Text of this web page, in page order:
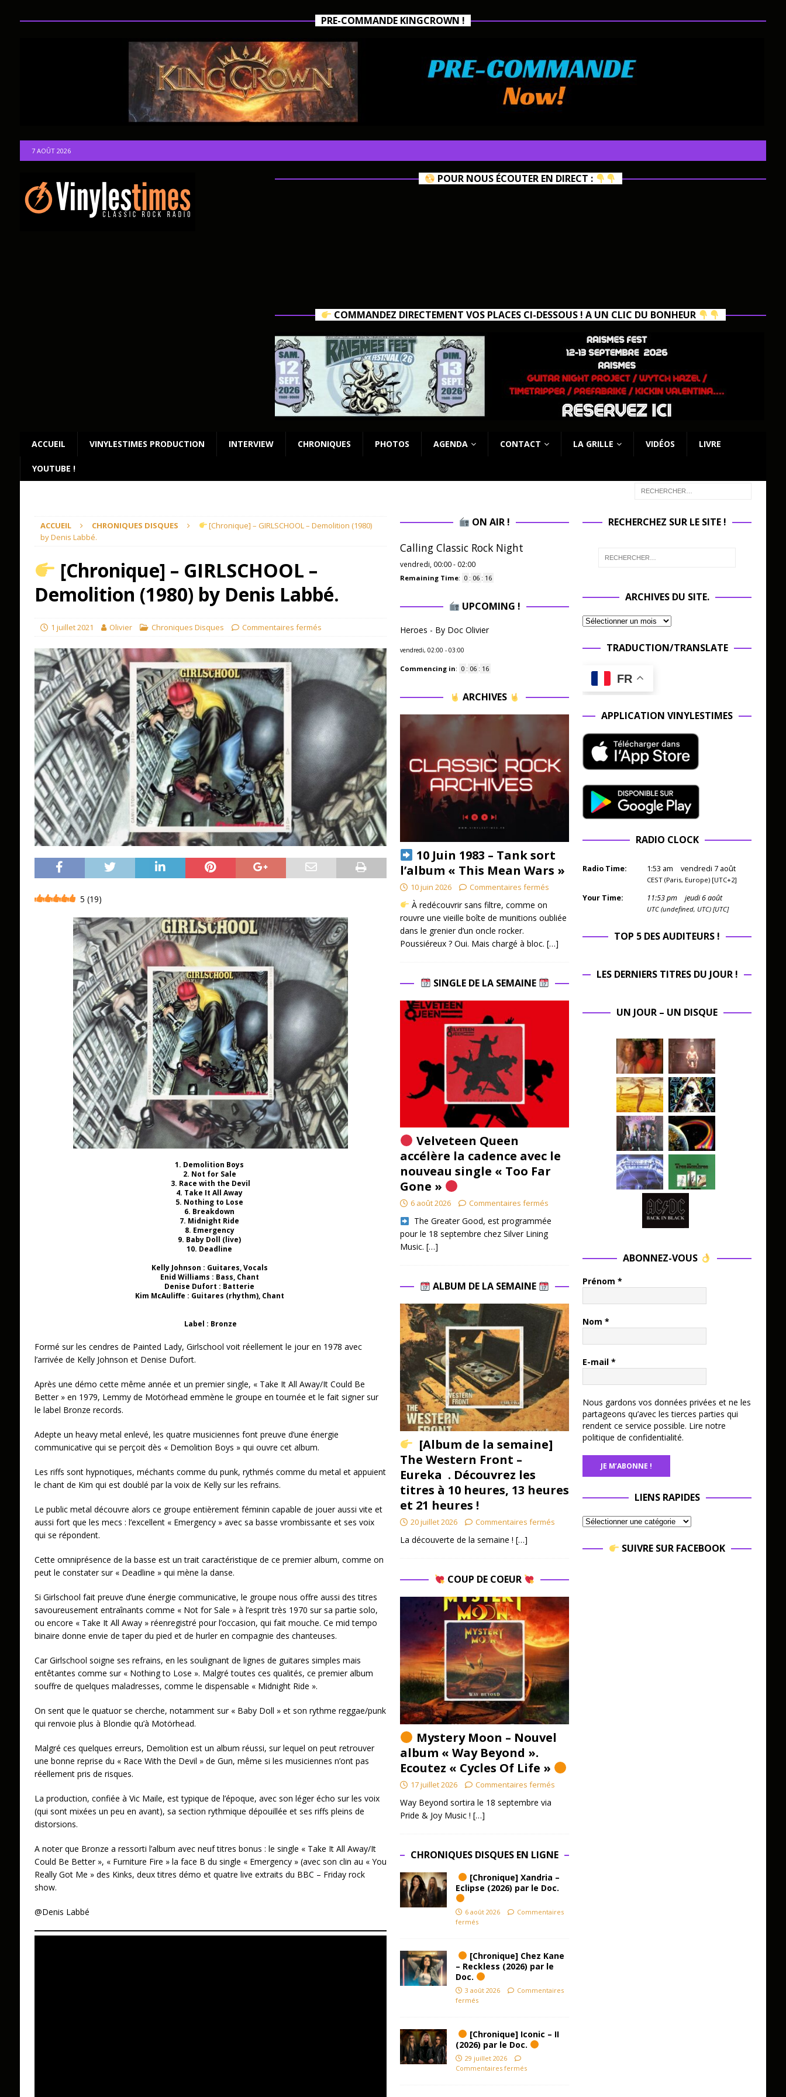
PRE-COMMANDE KINGCROWN !
7 AOÛT 2026
POUR NOUS ÉCOUTER EN DIRECT :
COMMANDEZ DIRECTEMENT VOS PLACES CI-DESSOUS ! A UN CLIC DU BONHEUR
ACCUEIL VINYLESTIMES PRODUCTION INTERVIEW CHRONIQUES PHOTOS AGENDA CONTACT LA GRILLE VIDÉOS LIVRE
YOUTUBE !
ACCUEIL CHRONIQUES DISQUES
[Chronique] – GIRLSCHOOL – Demolition (1980)
by Denis Labbé.
[Chronique] – GIRLSCHOOL –
Demolition (1980) by Denis Labbé.
1 juillet 2021 Olivier Chroniques Disques Commentaires fermés
5 (19)
1. Demolition Boys
2. Not for Sale
3. Race with the Devil
4. Take It All Away
5. Nothing to Lose
6. Breakdown
7. Midnight Ride
8. Emergency
9. Baby Doll (live)
10. Deadline
Kelly Johnson : Guitares, Vocals
Enid Williams : Bass, Chant
Denise Dufort : Batterie
Kim McAuliffe : Guitares (rhythm), Chant
Label : Bronze
Formé sur les cendres de Painted Lady, Girlschool voit réellement le jour en 1978 avec
l’arrivée de Kelly Johnson et Denise Dufort.
Après une démo cette même année et un premier single, « Take It All Away/It Could Be
Better » en 1979, Lemmy de Motörhead emmène le groupe en tournée et le fait signer sur
le label Bronze records.
Adepte un heavy metal enlevé, les quatre musiciennes font preuve d’une énergie
communicative qui se perçoit dès « Demolition Boys » qui ouvre cet album.
Les riffs sont hypnotiques, méchants comme du punk, rythmés comme du metal et appuient
le chant de Kim qui est doublé par la voix de Kelly sur les refrains.
Le public metal découvre alors ce groupe entièrement féminin capable de jouer aussi vite et
aussi fort que les mecs : l’excellent « Emergency » avec sa basse vrombissante et ses voix
qui se répondent.
Cette omniprésence de la basse est un trait caractéristique de ce premier album, comme on
peut le constater sur « Deadline » qui mène la danse.
Si Girlschool fait preuve d’une énergie communicative, le groupe nous offre aussi des titres
savoureusement entraînants comme « Not for Sale » à l’esprit très 1970 sur sa partie solo,
ou encore « Take It All Away » réenregistré pour l’occasion, qui fait mouche. Ce mid tempo
binaire donne envie de taper du pied et de hurler en compagnie des chanteuses.
Car Girlschool soigne ses refrains, en les soulignant de lignes de guitares simples mais
entêtantes comme sur « Nothing to Lose ». Malgré toutes ces qualités, ce premier album
souffre de quelques maladresses, comme le dispensable « Midnight Ride ».
On sent que le quatuor se cherche, notamment sur « Baby Doll » et son rythme reggae/punk
qui renvoie plus à Blondie qu’à Motörhead.
Malgré ces quelques erreurs, Demolition est un album réussi, sur lequel on peut retrouver
une bonne reprise du « Race With the Devil » de Gun, même si les musiciennes n’ont pas
réellement pris de risques.
La production, confiée à Vic Maile, est typique de l’époque, avec son léger écho sur les voix
(qui sont mixées un peu en avant), sa section rythmique dépouillée et ses riffs pleins de
distorsions.
A noter que Bronze a ressorti l’album avec neuf titres bonus : le single « Take It All Away/It
Could Be Better », « Furniture Fire » la face B du single « Emergency » (avec son clin au « You
Really Got Me » des Kinks, deux titres démo et quatre live extraits du BBC – Friday rock
show.
@Denis Labbé
ON AIR !
Calling Classic Rock Night
vendredi, 00:00 - 02:00
Remaining Time: 0 : 06 : 15
UPCOMING !
Heroes - By Doc Olivier
vendredi, 02:00 - 03:00
Commencing in: 0 : 06 : 15
ARCHIVES
10 Juin 1983 – Tank sort
l’album « This Mean Wars »
10 juin 2026 Commentaires fermés
À redécouvrir sans filtre, comme on
rouvre une vieille boîte de munitions oubliée
dans le grenier d’un oncle rocker.
Poussiéreux ? Oui. Mais chargé à bloc. […]
SINGLE DE LA SEMAINE
Velveteen Queen
accélère la cadence avec le
nouveau single « Too Far
Gone »
6 août 2026 Commentaires fermés
​ The Greater Good, est programmée
pour le 18 septembre chez Silver Lining
Music. […]
ALBUM DE LA SEMAINE
[Album de la semaine]
The Western Front –
Eureka . Découvrez les
titres à 10 heures, 13 heures
et 21 heures !
20 juillet 2026 Commentaires fermés
La découverte de la semaine ! […]
COUP DE COEUR
Mystery Moon – Nouvel
album « Way Beyond ».
Ecoutez « Cycles Of Life »
17 juillet 2026 Commentaires fermés
Way Beyond sortira le 18 septembre via
Pride & Joy Music ! […]
CHRONIQUES DISQUES EN LIGNE
[Chronique] Xandria –
Eclipse (2026) par le Doc.
6 août 2026
Commentaires
fermés
[Chronique] Chez Kane
– Reckless (2026) par le
Doc.
3 août 2026
Commentaires
fermés
[Chronique] Iconic – II
(2026) par le Doc.
29 juillet 2026
Commentaires fermés
RECHERCHEZ SUR LE SITE !
ARCHIVES DU SITE.
TRADUCTION/TRANSLATE
FR
APPLICATION VINYLESTIMES
RADIO CLOCK
Radio Time: 1:53 am vendredi 7 août
CEST (Paris, Europe) [UTC+2]
Your Time: 11:53pm jeudi 6 août
UTC (undefined, UTC) [UTC]
TOP 5 DES AUDITEURS !
LES DERNIERS TITRES DU JOUR !
UN JOUR – UN DISQUE
ABONNEZ-VOUS
Prénom *
Nom *
E-mail *
Nous gardons vos données privées et ne les
partageons qu’avec les tierces parties qui
rendent ce service possible. Lire notre
politique de confidentialité.
LIENS RAPIDES
SUIVRE SUR FACEBOOK